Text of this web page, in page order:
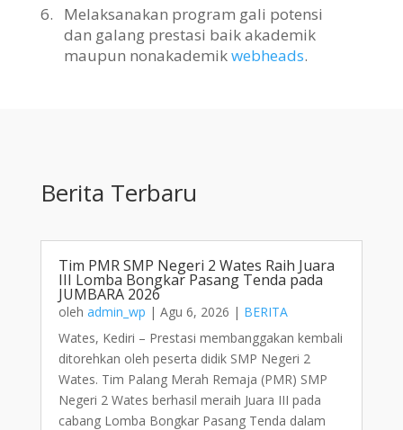
6.
Melaksanakan program gali potensi
dan galang prestasi baik akademik
maupun nonakademikwebheads.
Berita Terbaru
Tim PMR SMP Negeri 2 Wates Raih Juara
III Lomba Bongkar Pasang Tenda pada
JUMBARA 2026
oleh admin_wp | Agu 6, 2026 | BERITA
Wates, Kediri – Prestasi membanggakan kembali
ditorehkan oleh peserta didik SMP Negeri 2
Wates. Tim Palang Merah Remaja (PMR) SMP
Negeri 2 Wates berhasil meraih Juara III pada
cabang Lomba Bongkar Pasang Tenda dalam